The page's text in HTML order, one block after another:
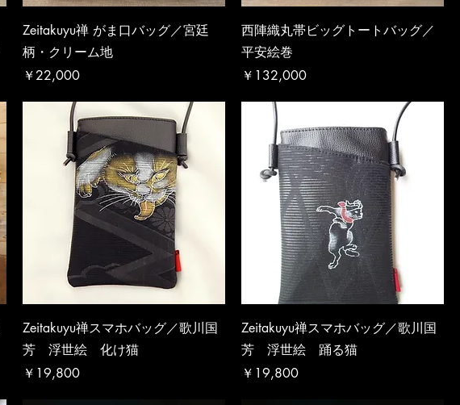
Zeitakuyu禅 がま口バッグ／宮廷
柄・クリーム地
価格
￥22,000
西陣織丸帯ビッグトートバッグ／
平安絵巻
価格
￥132,000
Zeitakuyu禅スマホバッグ／歌川国
芳 浮世絵 化け猫
価格
￥19,800
Zeitakuyu禅スマホバッグ／歌川国
芳 浮世絵 踊る猫
価格
￥19,800